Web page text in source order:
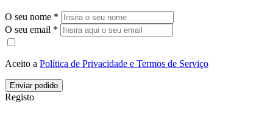
O seu nome *
O seu email *
Aceito a Política de Privacidade e Termos de Serviço
Enviar pedido
Registo